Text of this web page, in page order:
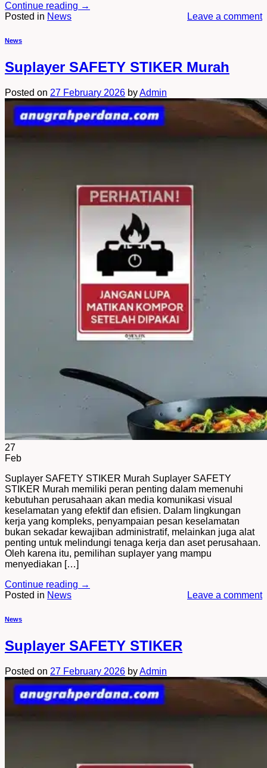
Continue reading →
Posted in News Leave a comment
News
Suplayer SAFETY STIKER Murah
Posted on 27 February 2026 byAdmin
27
Feb
Suplayer SAFETY STIKER Murah Suplayer SAFETY
STIKER Murah memiliki peran penting dalam memenuhi
kebutuhan perusahaan akan media komunikasi visual
keselamatan yang efektif dan efisien. Dalam lingkungan
kerja yang kompleks, penyampaian pesan keselamatan
bukan sekadar kewajiban administratif, melainkan juga alat
penting untuk melindungi tenaga kerja dan aset perusahaan.
Oleh karena itu, pemilihan suplayer yang mampu
menyediakan […]
Continue reading →
Posted in News Leave a comment
News
Suplayer SAFETY STIKER
Posted on 27 February 2026 byAdmin